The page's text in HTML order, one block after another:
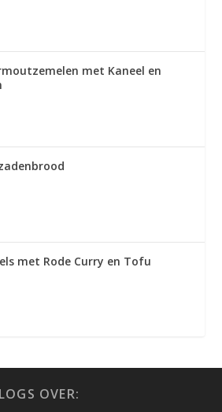
met Kaneel en
met Rode Curry en Tofu
OVER: